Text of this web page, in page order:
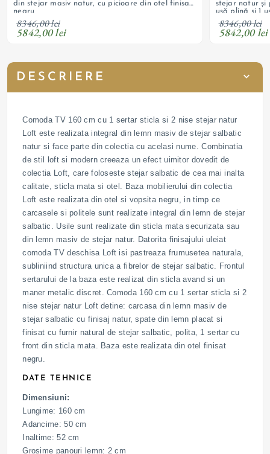
din stejar masiv natur, cu picioare din otel finisat
negru
8346,00 lei
5842,00 lei
stejar natur și
ușă plină si 1
8346,00 lei
5842,00 lei
DESCRIERE
Comoda TV 160 cm cu 1 sertar sticla si 2 nise stejar natur
Loft este realizata integral din lemn masiv de stejar salbatic
natur si face parte din colectia cu acelasi nume. Combinatia
de stil loft si modern creeaza un efect uimitor dovedit de
colectia Loft, care foloseste stejar salbatic de cea mai inalta
calitate, sticla mata si otel. Baza mobilierului din colectia
Loft este realizata din otel si vopsita negru, in timp ce
carcasele si politele sunt realizate integral din lemn de stejar
salbatic. Usile sunt realizate din sticla mata securizata sau
din lemn masiv de stejar natur. Datorita finisajului uleiat
comoda TV deschisa Loft isi pastreaza frumusetea naturala,
subliniind structura unica a fibrelor de stejar salbatic. Frontul
sertarului de la baza este realizat din sticla avand si un
maner metalic discret. Comoda 160 cm cu 1 sertar sticla si 2
nise stejar natur Loft detine: carcasa din lemn masiv de
stejar salbatic cu finisaj natur, spate din lemn placat si
finisat cu furnir natural de stejar salbatic, polita, 1 sertar cu
front din sticla mata. Baza este realizata din otel finisat
negru.
DATE TEHNICE
Dimensiuni:
Lungime: 160 cm
Adancime: 50 cm
Inaltime: 52 cm
Grosime panouri lemn: 2 cm